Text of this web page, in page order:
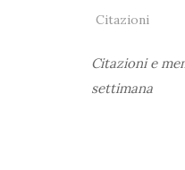
Citazioni
Citazioni e
settimana